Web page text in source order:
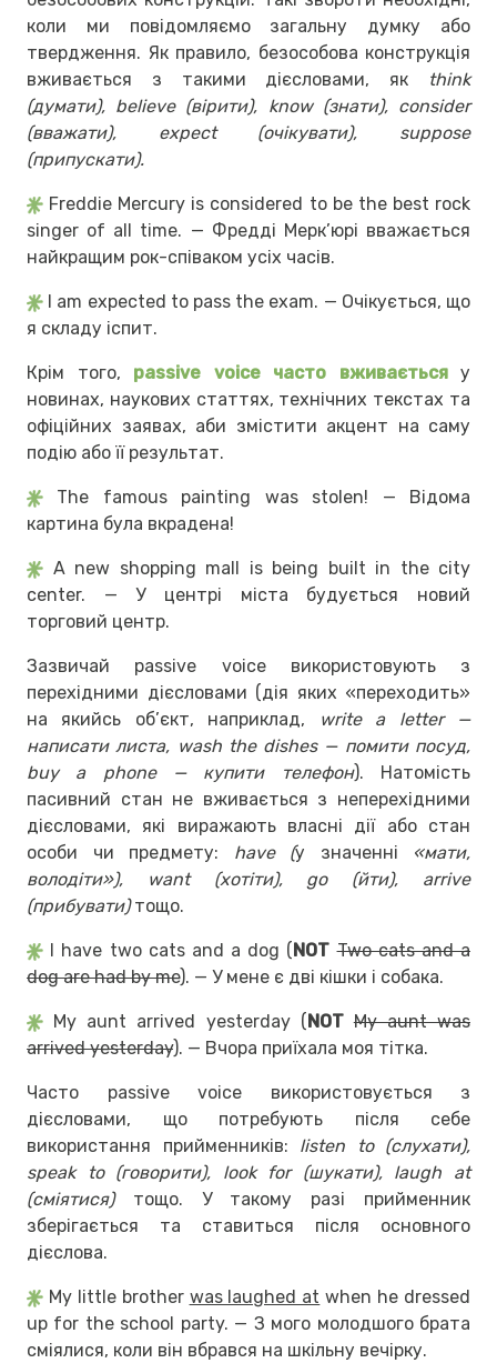
коли ми повідомляємо загальну думку або
твердження. Як правило, безособова конструкція
вживається з такими дієсловами, як
think
(думати), believe (вірити), know (знати), consider
(вважати), expect (очікувати), suppose
(припускати).
Freddie Mercury is considered to be the best rock
singer of all time. — Фредді Мерк’юрі вважається
найкращим рок-співаком усіх часів.
I am expected to pass the exam. — Очікується, що
я складу іспит.
Крім того, passive voice часто вживаєтьсяу
новинах, наукових статтях, технічних текстах та
офіційних заявах, аби змістити акцент на саму
подію або її результат.
The famous painting was stolen! — Відома
картина була вкрадена!
A new shopping mall is being built in the city
center. — У центрі міста будується новий
торговий центр.
Зазвичай passive voice використовують з
перехідними дієсловами (дія яких «переходить»
на якийсь об’єкт, наприклад,
write a letter —
написати листа, wash the dishes — помити посуд,
buy a phone — купити телефон). Натомість
пасивний стан не вживається з неперехідними
дієсловами, які виражають власні дії або стан
особи чи предмету: have (у значенні «мати,
володіти»), want (хотіти), go (йти), arrive
(прибувати)тощо.
I have two cats and a dog (NOTTwo cats and a
dog are had by me). — У мене є дві кішки і собака.
My aunt arrived yesterday (NOTMy aunt was
arrived yesterday). — Вчора приїхала моя тітка.
Часто passive voice використовується з
дієсловами, що потребують після себе
використання прийменників: listen to (слухати),
speak to (говорити), look for (шукати), laugh at
(сміятися) тощо. У такому разі прийменник
зберігається та ставиться після основного
дієслова.
My little brother was laughed at when he dressed
up for the school party. — З мого молодшого брата
сміялися, коли він вбрався на шкільну вечірку.